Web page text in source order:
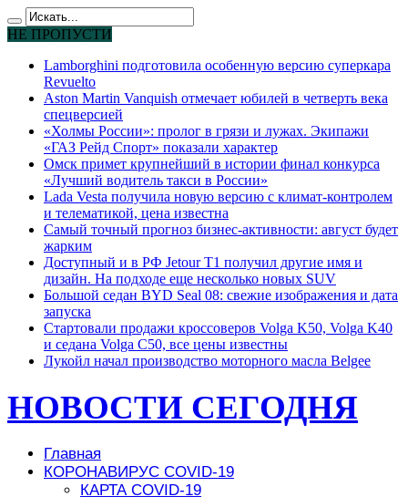
НЕ ПРОПУСТИ
Lamborghini подготовила особенную версию суперкара
Revuelto
Aston Martin Vanquish отмечает юбилей в четверть века
спецверсией
«Холмы России»: пролог в грязи и лужах. Экипажи
«ГАЗ Рейд Спорт» показали характер
Омск примет крупнейший в истории финал конкурса
«Лучший водитель такси в России»
Lada Vesta получила новую версию с климат-контролем
и телематикой, цена известна
Самый точный прогноз бизнес-активности: август будет
жарким
Доступный и в РФ Jetour T1 получил другие имя и
дизайн. На подходе еще несколько новых SUV
Большой седан BYD Seal 08: свежие изображения и дата
запуска
Стартовали продажи кроссоверов Volga K50, Volga K40
и седана Volga C50, все цены известны
Лукойл начал производство моторного масла Belgee
НОВОСТИ СЕГОДНЯ
Главная
КОРОНАВИРУС COVID-19
КАРТА COVID-19